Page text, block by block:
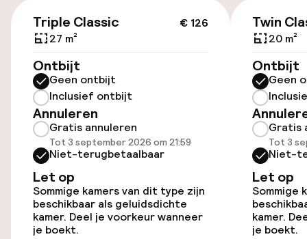
PLN 60,00 per dag
Luchthavenshuttle
Transferservice
Fietsenstalling
Toegankelijkheid
Overal rolstoeltoegankelijk
€ 126
Triple Classic
27 m²
Ontbijt
Geen ontbijt
Inclusief ontbijt
Annuleren
Gratis annuleren
Tot 3 september 2026 om 21:59
Niet-terugbetaalbaar
Let op
Sommige kamers van dit type zijn
beschikbaar als geluidsdichte
kamer. Deel je voorkeur wanneer
je boekt.
Twin
20 m²
Ontbijt
Geen
Gratis
Tot 3
Niet-
Let op
Sommige
kamer.
je boekt.